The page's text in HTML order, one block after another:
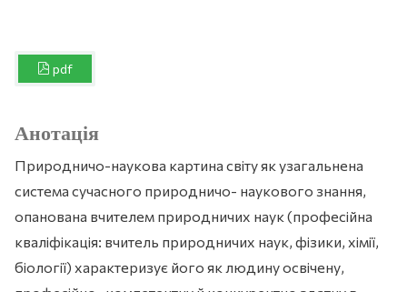
pdf
Анотація
Природничо-наукова картина світу як узагальнена
система сучасного природничо- наукового знання,
опанована вчителем природничих наук (професійна
кваліфікація: вчитель природничих наук, фізики, хімії,
біології) характеризує його як людину освічену,